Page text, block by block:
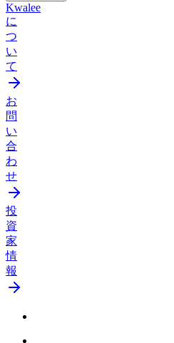
Kwalee
に
つ
い
て
お
問
い
合
わ
せ
投
資
家
情
報